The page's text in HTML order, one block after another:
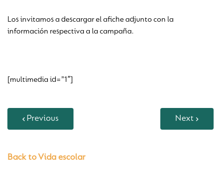
Los invitamos a descargar el afiche adjunto con la
información respectiva a la campaña.
[multimedia id=”1″]
Previous Next
Back to Vida escolar